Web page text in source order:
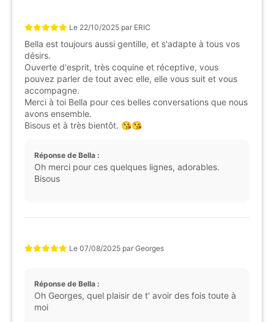
Le 22/10/2025 par ERIC
Bella est toujours aussi gentille, et s'adapte à tous vos
désirs.
Ouverte d'esprit, très coquine et réceptive, vous
pouvez parler de tout avec elle, elle vous suit et vous
accompagne.
Merci à toi Bella pour ces belles conversations que nous
avons ensemble.
Bisous et à très bientôt. 😘😘
Réponse de Bella :
Oh merci pour ces quelques lignes, adorables.
Bisous
Le 07/08/2025 par Georges
Réponse de Bella :
Oh Georges, quel plaisir de t' avoir des fois toute à
moi